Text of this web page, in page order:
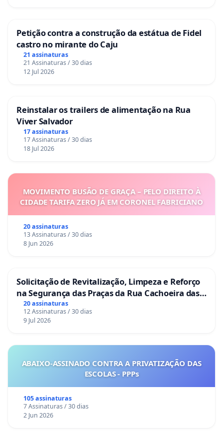
Petição contra a construção da estátua de Fidel
castro no mirante do Caju
21 assinaturas
21 Assinaturas / 30 dias
12 Jul 2026
Reinstalar os trailers de alimentação na Rua
Viver Salvador
17 assinaturas
17 Assinaturas / 30 dias
18 Jul 2026
MOVIMENTO BUSÃO DE GRAÇA – PELO DIREITO À
CIDADE TARIFA ZERO JÁ EM CORONEL FABRICIANO
20 assinaturas
13 Assinaturas / 30 dias
8 Jun 2026
Solicitação de Revitalização, Limpeza e Reforço
na Segurança das Praças da Rua Cachoeira das
Sete Ilhas
20 assinaturas
12 Assinaturas / 30 dias
9 Jul 2026
ABAIXO-ASSINADO CONTRA A PRIVATIZAÇÃO DAS
ESCOLAS - PPPs
105 assinaturas
7 Assinaturas / 30 dias
2 Jun 2026